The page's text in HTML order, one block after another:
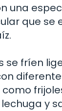
una
que se
se fríen
y